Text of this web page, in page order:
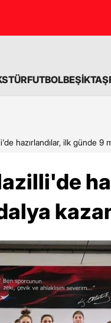
FUTBOLBEŞİKTAŞ
hazırlandılar, ilk günde 9